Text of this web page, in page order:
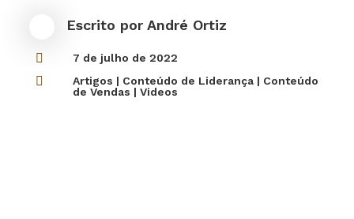
Escrito por André Ortiz
 7 de julho de 2022
 Artigos | Conteúdo de Liderança| Conteúdo
de Vendas | Videos